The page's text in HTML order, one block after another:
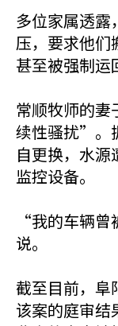
多位家属透露
压，要求他们
甚至被强制运
常顺牧师的
续性骚扰”。
自更换，水
监控设备。
“我的车辆
说。
截至目前，阜
该案的庭审结